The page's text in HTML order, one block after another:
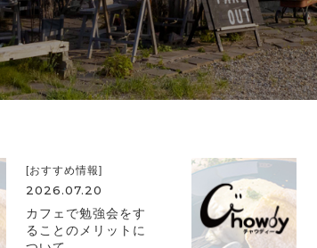
[おすすめ情報]
2026.07.20
カフェで勉強会をす
ることのメリットに